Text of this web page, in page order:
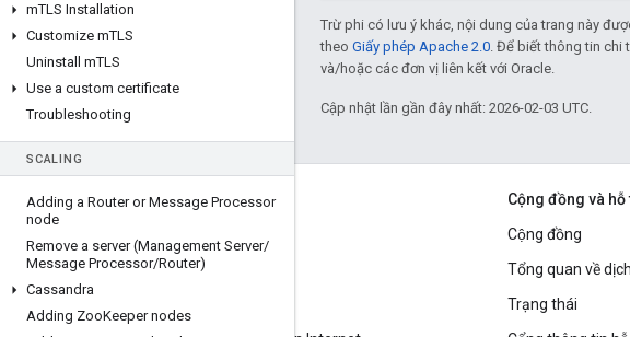
mTLS Installation
Customize mTLS
Uninstall mTLS
Use a custom certificate
Troubleshooting
SCALING
Adding a Router or Message Processor
node
Remove a server (Management Server/
Message Processor/Router)
Cassandra
Adding ZooKeeper nodes
Trừ phi có lưu ý khác, nội dung của trang này
theo Giấy phép Apache 2.0. Để biết thông tin chi
và/hoặc các đơn vị liên kết với Oracle.
Cập nhật lần gần đây nhất: 2026-02-03 UTC.
Giới thiệu về Apigee
Sự kiện
Cộng đồng và hỗ
Cộng đồng
Tổng quan về
Trạng thái